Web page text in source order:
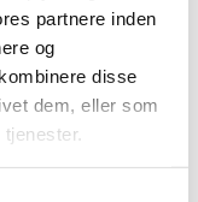
partnere inden
og
disse
dem, eller som